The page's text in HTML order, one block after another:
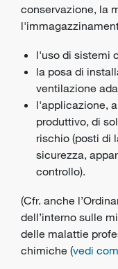
conservazione, la
l'uso di sistemi
la posa di
ventilazione
l'applicazione,
produttivo, di
rischio (posti di
sicurezza,
controllo).
(Cfr. anche
dell’interno sulle
delle malattie
chimiche (vedi